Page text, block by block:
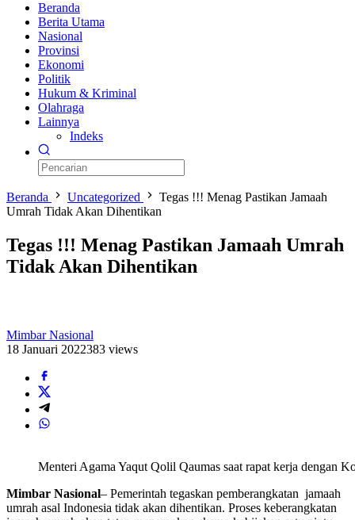
Beranda
Berita Utama
Nasional
Provinsi
Ekonomi
Politik
Hukum & Kriminal
Olahraga
Lainnya
Indeks
Beranda Uncategorized
Tegas !!! Menag Pastikan Jamaah
Umrah Tidak Akan Dihentikan
Tegas !!! Menag Pastikan Jamaah Umrah
Tidak Akan Dihentikan
Mimbar Nasional
18 Januari 2022383 views
Menteri Agama Yaqut Qolil Qaumas saat rapat kerja dengan
Mimbar Nasional– Pemerintah tegaskan pemberangkatan jamaah
umrah asal Indonesia tidak akan dihentikan. Proses keberangkatan